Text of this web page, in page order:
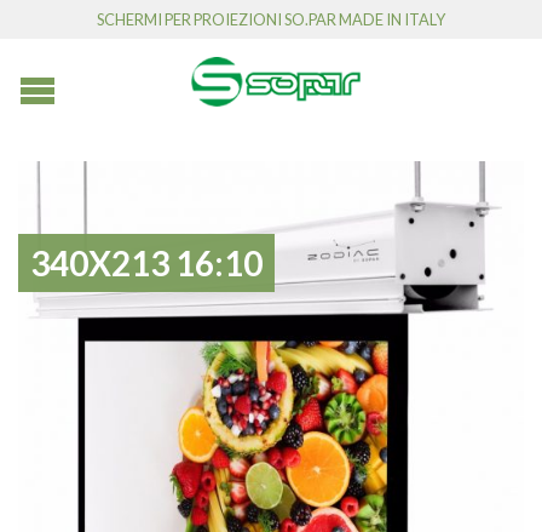
SCHERMI PER PROIEZIONI SO.PAR MADE IN ITALY
340X213 16:10